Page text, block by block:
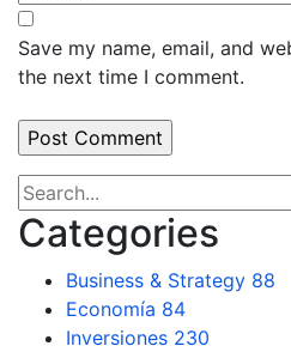
Save my name, email, and
the next time I comment.
Categories
Business & Strategy 88
Economía 84
Inversiones 230